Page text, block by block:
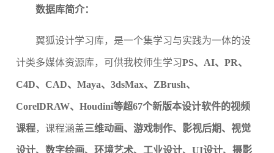
数据库简介：
翼狐设计学习库，是一个集学习与实践为一体的设
计类多媒体资源库， 可供我校师生学习PS、AI、PR、
C4D、CAD、Maya、3dsMax、ZBrush、
CorelDRAW、Houdini等超67个新版本设计软件的视频
课程，课程涵盖三维动画、游戏制作、影视后期、视觉
设计、数字绘画、环境艺术、工业设计、UI设计、摄影